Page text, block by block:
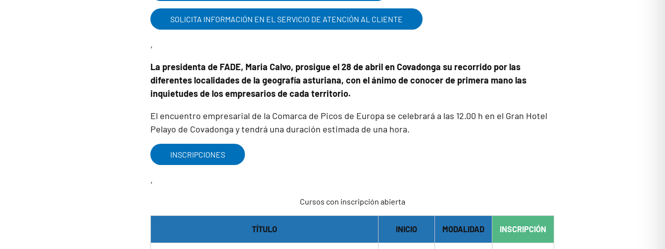
SOLICITA INFORMACIÓN EN EL SERVICIO DE ATENCIÓN AL CLIENTE
,
La presidenta de FADE, Maria Calvo, prosigue el 28 de abril en Covadonga su recorrido por las
diferentes localidades de la geografía asturiana, con el ánimo de conocer de primera mano las
inquietudes de los empresarios de cada territorio.
El encuentro empresarial de la Comarca de Picos de Europa se celebrará a las 12.00 h en el Gran Hotel
Pelayo de Covadonga y tendrá una duración estimada de una hora.
INSCRIPCIONES
,
Cursos con inscripción abierta
TÍTULO INICIO MODALIDAD INSCRIPCIÓN